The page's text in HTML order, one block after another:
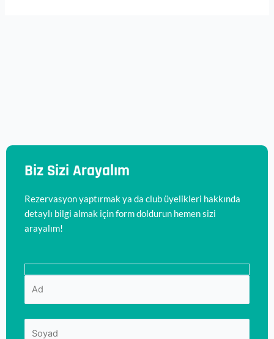
Biz Sizi Arayalım
Rezervasyon yaptırmak ya da club üyelikleri hakkında
detaylı bilgi almak için form doldurun hemen sizi
arayalım!